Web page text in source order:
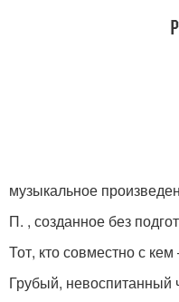
музыкальное
П. , созданное без
Тот, кто совместно с
Грубый, невоспитанный